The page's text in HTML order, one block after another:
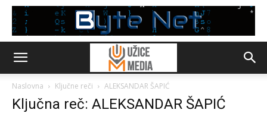
Naslovna Ključne reči ALEKSANDAR ŠAPIĆ
Ključna reč: ALEKSANDAR ŠAPIĆ